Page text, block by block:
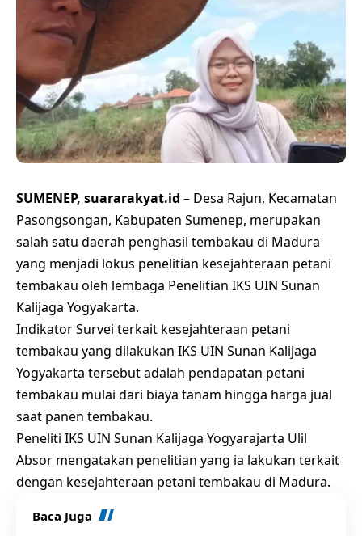
SUMENEP, suararakyat.id – Desa Rajun, Kecamatan
Pasongsongan, Kabupaten Sumenep, merupakan
salah satu daerah penghasil tembakau di Madura
yang menjadi lokus penelitian kesejahteraan petani
tembakau oleh lembaga Penelitian IKS UIN Sunan
Kalijaga Yogyakarta.
Indikator Survei terkait kesejahteraan petani
tembakau yang dilakukan IKS UIN Sunan Kalijaga
Yogyakarta tersebut adalah pendapatan petani
tembakau mulai dari biaya tanam hingga harga jual
saat panen tembakau.
Peneliti IKS UIN Sunan Kalijaga Yogyarajarta Ulil
Absor mengatakan penelitian yang ia lakukan terkait
dengan kesejahteraan petani tembakau di Madura.
Baca Juga